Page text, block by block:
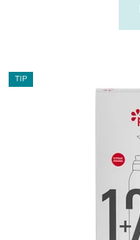
TIP